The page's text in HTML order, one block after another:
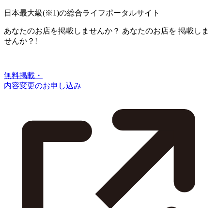
日本最大級(※1)の総合ライフポータルサイト
あなたのお店を掲載しませんか？ あなたのお店を 掲載しま
せんか？!
無料掲載・
内容変更のお申し込み